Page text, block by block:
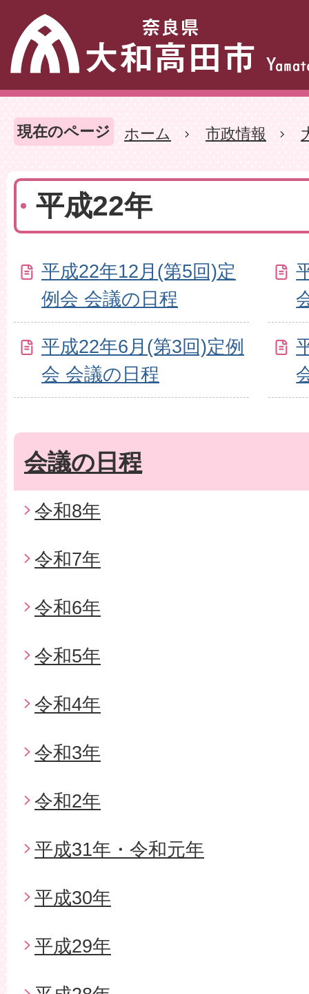
現在のページ ホーム 市政情報
平成22年
平成22年12月(第5回)定
例会 会議の日程
平成22年6月(第3回)定例
会 会議の日程
会議の日程
令和8年
令和7年
令和6年
令和5年
令和4年
令和3年
令和2年
平成31年・令和元年
平成30年
平成29年